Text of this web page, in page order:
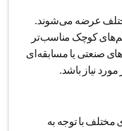
عرضه می‌شوند.
کوچک مناسب‌تر
صنعتی یا مسابقه‌ای
نیاز باشد.
مختلف با توجه به